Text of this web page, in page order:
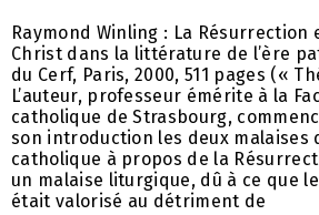
Raymond Winling : La Résurrection
Christ dans la littérature de l’ère
du Cerf, Paris, 2000, 511 pages («
L’auteur, professeur émérite à la
catholique de Strasbourg,
son introduction les deux malaises
catholique à propos de la
un malaise liturgique, dû à ce que
était valorisé au détriment de